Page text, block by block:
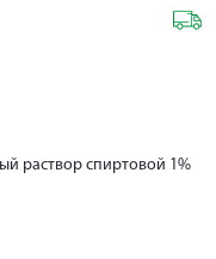
раствор спиртовой 1%